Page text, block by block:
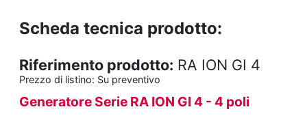
Scheda tecnica prodotto:
Riferimento prodotto: RA ION GI 4
Prezzo di listino: Su preventivo
Generatore Serie RA ION GI 4 - 4 poli